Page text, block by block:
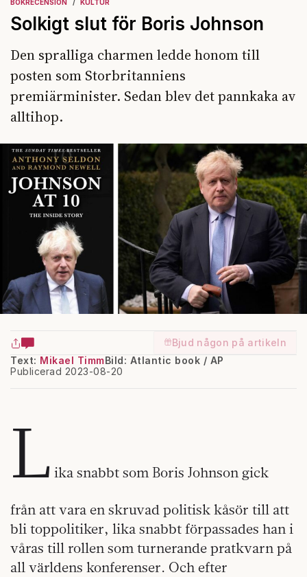
BOKRECENSION KULTUR
Solkigt slut för Boris Johnson
Den spralliga charmen ledde honom till
posten som Storbritanniens
premiärminister. Sedan blev det pannkaka av
alltihop.
Bjud någon på artikeln
Text: Mikael Timm
Publicerad 2023-08-20
Bild: Atlantic book / AP
L ika snabbt som Boris Johnson gick
från att vara en skruvad politisk kåsör till att
bli toppolitiker, lika snabbt förpassades han i
våras till rollen som turnerande pratkvarn på
all världens konferenser. Och efter